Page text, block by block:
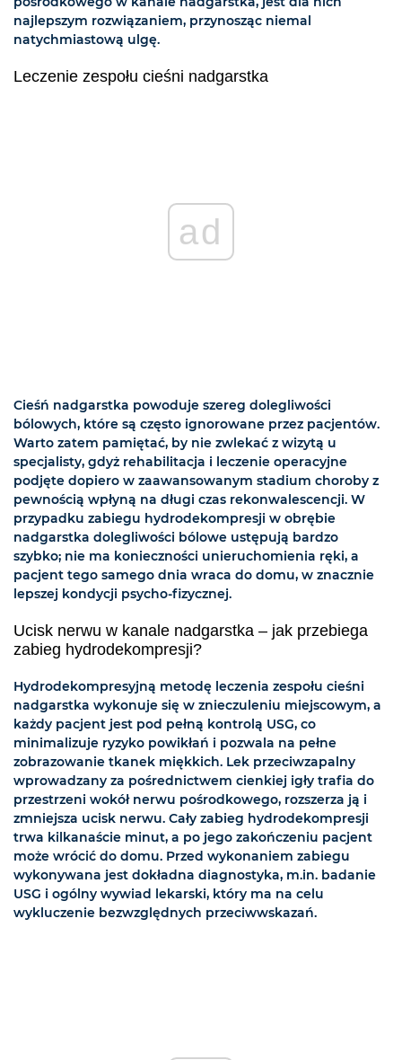
najlepszym rozwiązaniem, przynosząc niemal
natychmiastową ulgę.
Leczenie zespołu cieśni nadgarstka
ad
Cieśń nadgarstka powoduje szereg dolegliwości
bólowych, które są często ignorowane przez pacjentów.
Warto zatem pamiętać, by nie zwlekać z wizytą u
specjalisty, gdyż rehabilitacja i leczenie operacyjne
podjęte dopiero w zaawansowanym stadium choroby z
pewnością wpłyną na długi czas rekonwalescencji. W
przypadku zabiegu hydrodekompresji w obrębie
nadgarstka dolegliwości bólowe ustępują bardzo
szybko; nie ma konieczności unieruchomienia ręki, a
pacjent tego samego dnia wraca do domu, w znacznie
lepszej kondycji psycho-fizycznej.
Ucisk nerwu w kanale nadgarstka – jak przebiega
zabieg hydrodekompresji?
Hydrodekompresyjną metodę leczenia zespołu cieśni
nadgarstka wykonuje się w znieczuleniu miejscowym, a
każdy pacjent jest pod pełną kontrolą USG, co
minimalizuje ryzyko powikłań i pozwala na pełne
zobrazowanie tkanek miękkich. Lek przeciwzapalny
wprowadzany za pośrednictwem cienkiej igły trafia do
przestrzeni wokół nerwu pośrodkowego, rozszerza ją i
zmniejsza ucisk nerwu. Cały zabieg hydrodekompresji
trwa kilkanaście minut, a po jego zakończeniu pacjent
może wrócić do domu. Przed wykonaniem zabiegu
wykonywana jest dokładna diagnostyka, m.in. badanie
USG i ogólny wywiad lekarski, który ma na celu
wykluczenie bezwzględnych przeciwwskazań.